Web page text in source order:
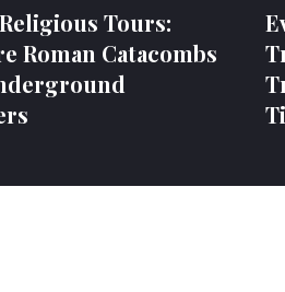
Tours:
Roman Catacombs